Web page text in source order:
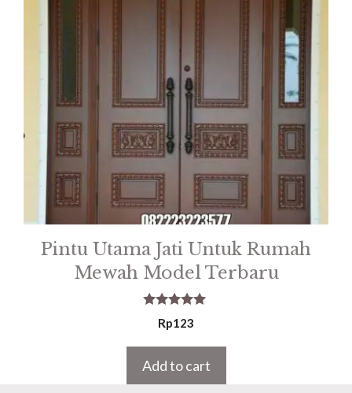
Pintu Utama Jati Untuk Rumah
Mewah Model Terbaru
5.00
out of 5
Rp123
Add to cart